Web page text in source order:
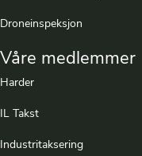
Droneinspeksjon
Våre medlemmer
Harder
IL Takst
Industritaksering